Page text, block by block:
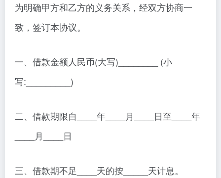
为明确甲方和乙方的义务关系，经双方协商一
致，签订本协议。
一、借款金额人民币(大写)________ (小
写:_________)
二、借款期限自____年____月____日至____年
____月____日
三、借款期不足____天的按_____天计息。